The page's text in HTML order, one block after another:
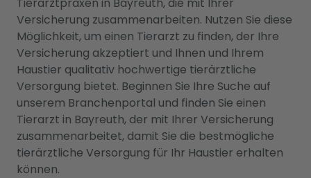
Versicherung zusammenarbeiten. Nutzen Sie diese
Möglichkeit, um einen Tierarzt zu finden, der Ihre
Versicherung akzeptiert und Ihnen und Ihrem
Haustier qualitativ hochwertige tierärztliche
Versorgung bietet. Beginnen Sie Ihre Suche auf
unserem Branchenportal und finden Sie einen
Tierarzt in Bayreuth, der mit Ihrer Versicherung
zusammenarbeitet, damit Sie die bestmögliche
tierärztliche Versorgung für Ihr Haustier erhalten
können.